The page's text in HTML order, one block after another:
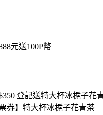
元送100P幣
登記送特大杯冰梔子花
票券】特大杯冰梔子花青茶